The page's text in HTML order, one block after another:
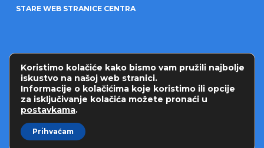
STARE WEB STRANICE CENTRA
OSTALO
PARTNERI
UPRAVLJANJE KOLAČIĆIMA
POLITIKA PRIVATNOSTI
© Copyright 2026. Sva prava pridržana -
Web dizajn i razvoj: AD ECLECTIC
Koristimo kolačiće kako bismo vam pružili najbolje
iskustvo na našoj web stranici.
Informacije o kolačićima koje koristimo ili opcije
za isključivanje kolačića možete pronaći u
postavkama.
Prihvaćam